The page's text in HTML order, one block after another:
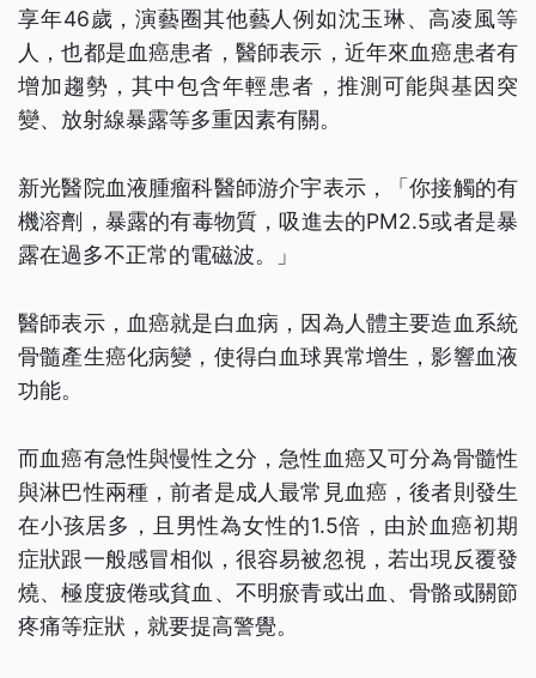
享年46歲，演藝圈其他藝人例如沈玉琳、高凌風等
人，也都是血癌患者，醫師表示，近年來血癌患者有
增加趨勢，其中包含年輕患者，推測可能與基因突
變、放射線暴露等多重因素有關。
新光醫院血液腫瘤科醫師游介宇表示，「你接觸的有
機溶劑，暴露的有毒物質，吸進去的PM2.5或者是暴
露在過多不正常的電磁波。」
醫師表示，血癌就是白血病，因為人體主要造血系統
骨髓產生癌化病變，使得白血球異常增生，影響血液
功能。
而血癌有急性與慢性之分，急性血癌又可分為骨髓性
與淋巴性兩種，前者是成人最常見血癌，後者則發生
在小孩居多，且男性為女性的1.5倍，由於血癌初期
症狀跟一般感冒相似，很容易被忽視，若出現反覆發
燒、極度疲倦或貧血、不明瘀青或出血、骨骼或關節
疼痛等症狀，就要提高警覺。